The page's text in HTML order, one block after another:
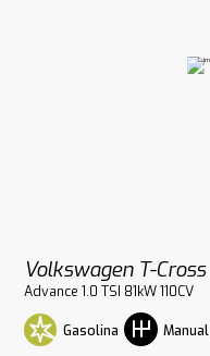
Volkswagen T-Cross
Advance 1.0 TSI 81kW 110CV
Gasolina Manual